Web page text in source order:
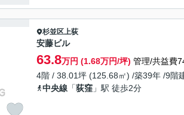
杉並区上荻
安藤ビル
63.8万円 (1.68万円/坪) 管理/共益費
4階 / 38.01坪 (125.68㎡) /築39年 /9階
中央線 「荻窪 」駅 徒歩2分